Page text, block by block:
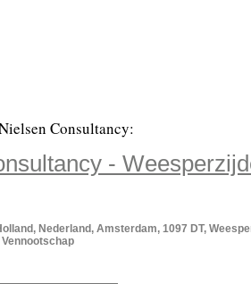
Consultancy:
-
Nederland, Amsterdam, 1097 DT,